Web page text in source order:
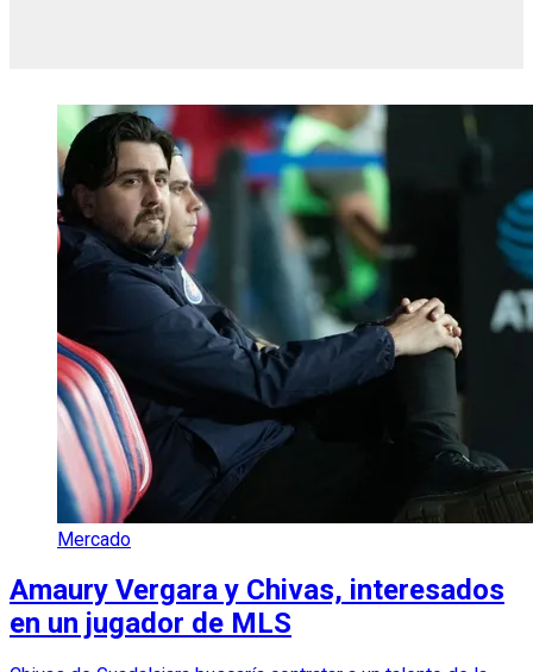
Mercado
Amaury Vergara y Chivas, interesados
en un jugador de MLS